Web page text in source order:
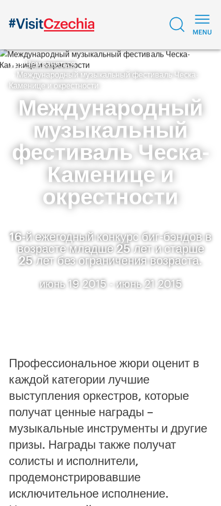
Чем заняться
Международный музыкальный фестиваль Ческа-
Каменице и окрестности
Международный
музыкальный
фестиваль Ческа-
Каменице и
окрестности
16-й ежегодный конкурс биг-бэндов в
возрасте младше 25 лет и старше
25 лет без ограничения возраста.
июнь 19 2015 - июнь 21 2015
Профессиональное жюри оценит в
каждой категории лучшие
выступления оркестров, которые
получат ценные награды –
музыкальные инструменты и другие
призы. Награды также получат
солисты и исполнители,
продемонстрировавшие
исключительное исполнение.